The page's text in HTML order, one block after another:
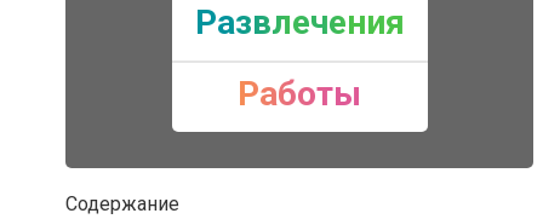
Развлечения
Работы
Содержание